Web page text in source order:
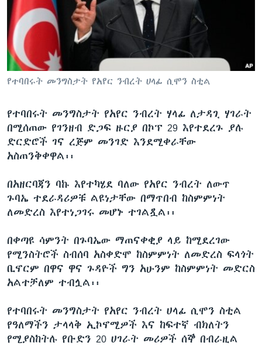
ቋንቋዎች
የተባበሩት መንግስታት የአየር ንብረት ሀላፊ ሲሞን ስቲል
የተባበሩት መንግስታት የአየር ንብረት ሃላፊ ለታዳጊ ሃገራት
በሚሰጠው የገንዘብ ድጋፍ ዙርያ በኮፕ 29 እየተደረጉ ያሉ
ድርድሮች ገና ረጅም መንገድ እንደሚቀራቸው
አስጠንቅቀዋል፡፡
በአዘርባጃን ባኩ እየተካሄደ ባለው የአየር ንብረት ለውጥ
ጉባኤ ተደራዳሪዎቹ ልዩነታቸው በማጥበብ ከስምምነት
ለመድረስ እየተነጋገሩ መሆኑ ተገልጿል፡፡
በቀጣዩ ሳምንት በጉባኤው ማጠናቀቂያ ላይ ከሚደረገው
የሚንስትሮች ስብሰባ አስቀድሞ ከስምምነት ለመድረስ ፍላጎት
ቢኖርም በዋና ዋና ጉዳዮች ግን አሁንም ከስምምነት መድርስ
አልተቻለም ተብሏል፡፡
የተባበሩት መንግስታት የአየር ንብረት ሀላፊ ሲሞን ስቲል
የዓለማችን ታላላቅ ኢኮኖሚዎች እና ከፍተኛ ብክለትን
የሚያስከትሉ የቡድን 20 ሀገራት መሪዎች ሰኞ በብራዚል